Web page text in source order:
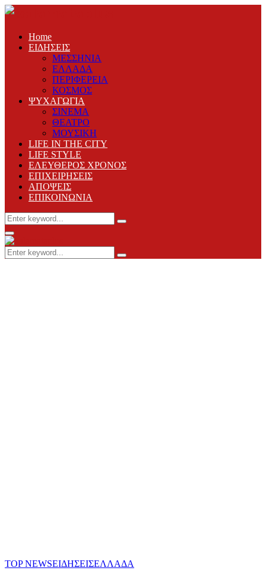
Home
ΕΙΔΗΣΕΙΣ
ΜΕΣΣΗΝΙΑ
ΕΛΛΑΔΑ
ΠΕΡΙΦΕΡΕΙΑ
ΚΟΣΜΟΣ
ΨΥΧΑΓΩΓΙΑ
ΣΙΝΕΜΑ
ΘΕΑΤΡΟ
ΜΟΥΣΙΚΗ
LIFE IN THE CITY
LIFE STYLE
ΕΛΕΥΘΕΡΟΣ ΧΡΟΝΟΣ
ΕΠΙΧΕΙΡΗΣΕΙΣ
ΑΠΟΨΕΙΣ
ΕΠΙΚΟΙΝΩΝΙΑ
Search
for:
Search
Primary
Menu
Search
for:
Search
TOP NEWSΕΙΔΗΣΕΙΣΕΛΛΑΔΑ